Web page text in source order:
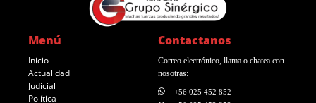
Menú
Inicio
Actualidad
Judicial
Política
Contactanos
Correo electrónico, llama o chatea con
nosotras:
+56 025 452 852